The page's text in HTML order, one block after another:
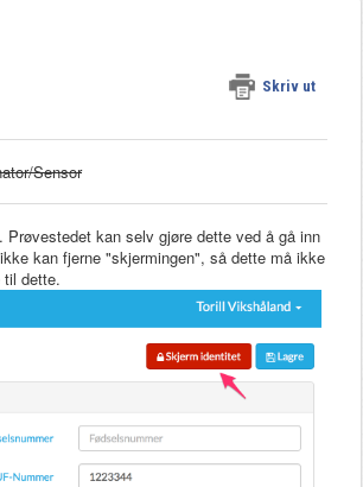
Skriv ut
Sensor
kan selv gjøre dette ved å gå inn
kan fjerne "skjermingen", så dette må ikke
til dette.